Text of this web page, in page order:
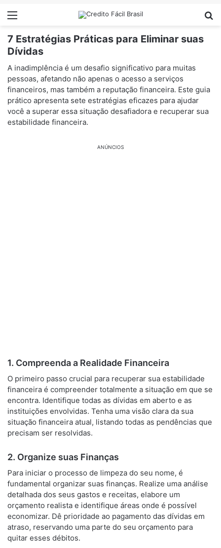
Menu
7 Estratégias Práticas para Eliminar suas
Dívidas
A inadimplência é um desafio significativo para muitas
pessoas, afetando não apenas o acesso a serviços
financeiros, mas também a reputação financeira. Este guia
prático apresenta sete estratégias eficazes para ajudar
você a superar essa situação desafiadora e recuperar sua
estabilidade financeira.
ANÚNCIOS
1. Compreenda a Realidade Financeira
O primeiro passo crucial para recuperar sua estabilidade
financeira é compreender totalmente a situação em que se
encontra. Identifique todas as dívidas em aberto e as
instituições envolvidas. Tenha uma visão clara da sua
situação financeira atual, listando todas as pendências que
precisam ser resolvidas.
2. Organize suas Finanças
Para iniciar o processo de limpeza do seu nome, é
fundamental organizar suas finanças. Realize uma análise
detalhada dos seus gastos e receitas, elabore um
orçamento realista e identifique áreas onde é possível
economizar. Dê prioridade ao pagamento das dívidas em
atraso, reservando uma parte do seu orçamento para
quitar esses débitos.